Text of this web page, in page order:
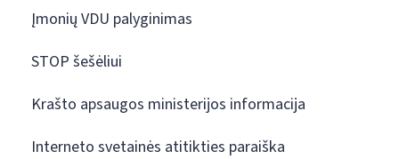
Įmonių VDU palyginimas
STOP šešėliui
Krašto apsaugos ministerijos informacija
Interneto svetainės atitikties paraiška